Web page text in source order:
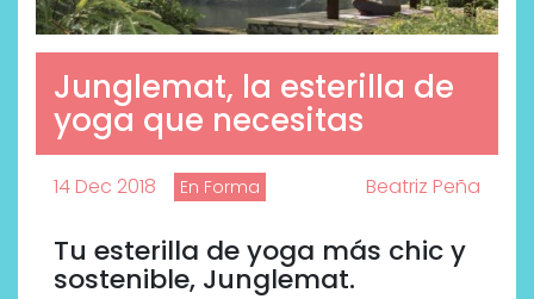
Junglemat, la esterilla de
yoga que necesitas
14 Dec 2018 En Forma Beatriz Peña
Tu esterilla de yoga más chic y
sostenible, Junglemat.